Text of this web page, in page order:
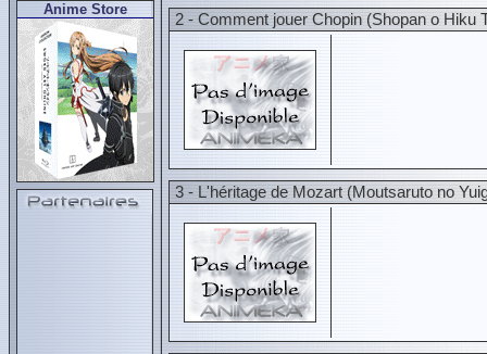
Anime Store
2 - Comment jouer Chopin (Shopan o Hiku
3 - L'héritage de Mozart (Moutsaruto no